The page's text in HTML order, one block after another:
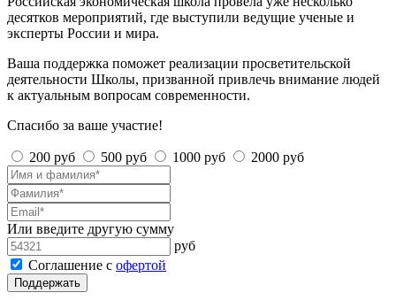
десятков мероприятий, где выступили ведущие ученые и
эксперты России и мира.
Ваша поддержка поможет реализации просветительской
деятельности Школы, призванной привлечь внимание людей
к актуальным вопросам современности.
Спасибо за ваше участие!
200 руб 500 руб 1000 руб 2000 руб
Или введите другую сумму
руб
Соглашение с офертой
Поддержать